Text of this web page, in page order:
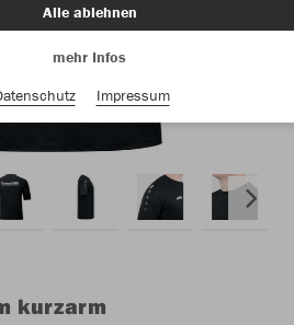
kurzarm
Alle ablehnen
mehr Infos
Impressum